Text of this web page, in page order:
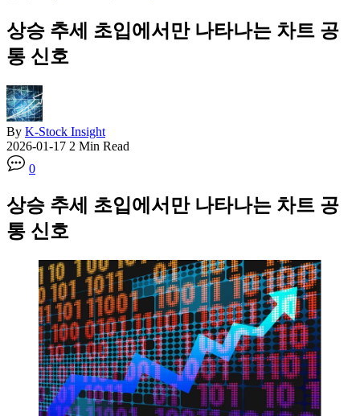
상승 추세 초입에서만 나타나는 차트 공
통 신호
By K-Stock Insight
2026-01-17 2 Min Read
0
상승 추세 초입에서만 나타나는 차트 공
통 신호